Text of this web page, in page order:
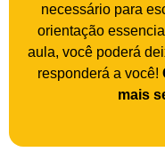
necessário para
orientação
aula, você poderá
responderá a você!
mais